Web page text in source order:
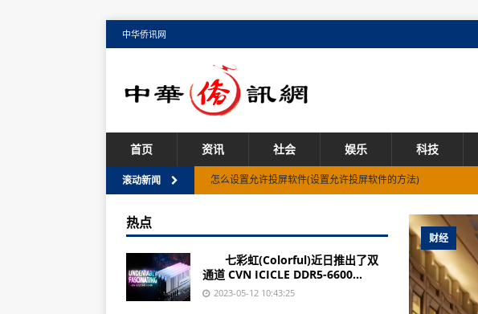
中华侨讯网
首页 资讯 社会 娱乐 科技
滚动新闻
怎么设置允许投屏软件(设置允许投屏软件的方法)
怎么下载拼多多付款的软件(拼多多付款的软件下载方式)
视频美化软件美颜怎么开(如何在视频美化软件中开启美颜功能)
怎么做atp软件(远离ATP软件)
财经
热点
七彩虹(Colorful)近日推出了双
通道 CVN ICICLE DDR5-6600...
2023-05-12 10:43:25